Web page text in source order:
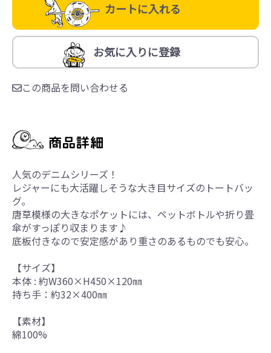
カートに入れる
お気に入りに登録
この商品を問い合わせる
人気のデニムシリーズ！
レジャーにも大活躍しそうな大き目サイズのトートバッ
グ。
唐草模様の大きなポケットには、ペットボトルや折り畳
傘がすっぽり収まります♪
底板付きなので安定感があり重さのあるものでも安心。
【サイズ】
本体 : 約W360×H450×120㎜
持ち手：約32×400㎜
【素材】
綿100%